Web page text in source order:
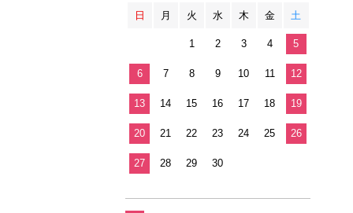
日 月 火 水 木 金 土
1 2 3 4 5
6 7 8 9 10 11 12
13 14 15 16 17 18 19
20 21 22 23 24 25 26
27 28 29 30